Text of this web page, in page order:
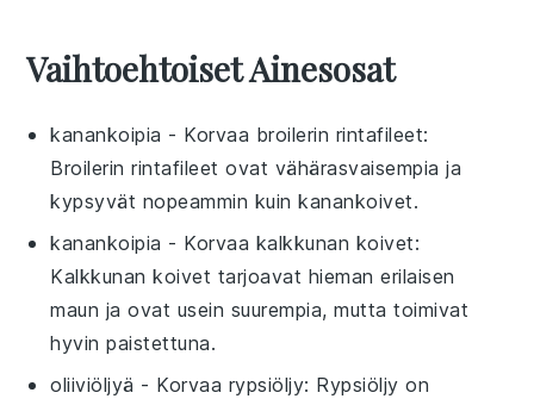
Vaihtoehtoiset Ainesosat
kanankoipia - Korvaa broilerin rintafileet:
Broilerin rintafileet ovat vähärasvaisempia ja
kypsyvät nopeammin kuin kanankoivet.
kanankoipia - Korvaa kalkkunan koivet:
Kalkkunan koivet tarjoavat hieman erilaisen
maun ja ovat usein suurempia, mutta toimivat
hyvin paistettuna.
oliiviöljyä - Korvaa rypsiöljy: Rypsiöljy on